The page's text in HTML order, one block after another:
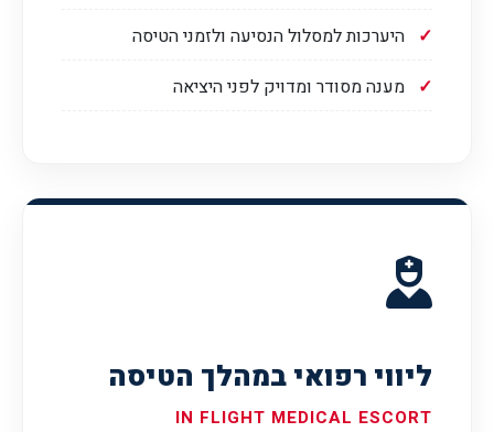
היערכות למסלול הנסיעה ולזמני הטיסה
מענה מסודר ומדויק לפני היציאה
ליווי רפואי במהלך הטיסה
IN FLIGHT MEDICAL ESCORT